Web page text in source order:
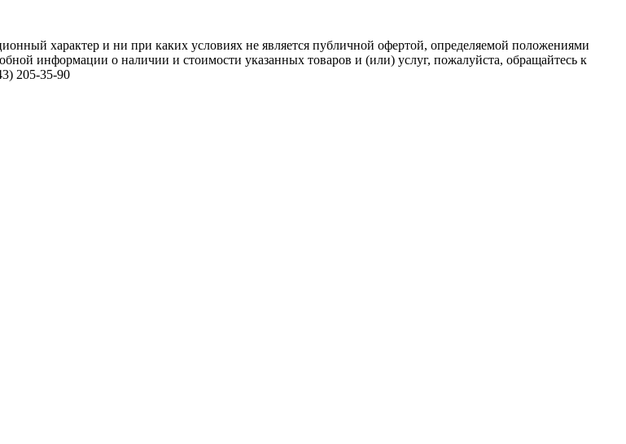
характер и ни при каких условиях не является публичной офертой, определяемой положениями
информации о наличии и стоимости указанных товаров и (или) услуг, пожалуйста, обращайтесь к
205-35-90